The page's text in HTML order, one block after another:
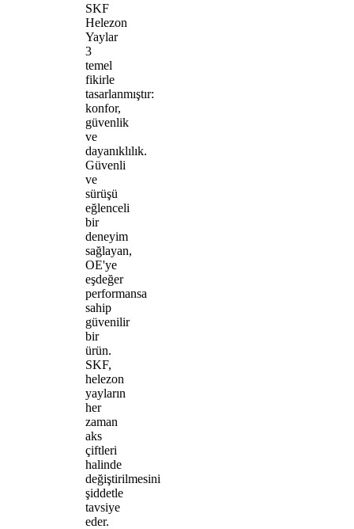
SKF
Helezon
Yaylar
3
temel
fikirle
tasarlanmıştır:
konfor,
güvenlik
ve
dayanıklılık.
Güvenli
ve
sürüşü
eğlenceli
bir
deneyim
sağlayan,
OE'ye
eşdeğer
performansa
sahip
güvenilir
bir
ürün.
SKF,
helezon
yayların
her
zaman
aks
çiftleri
halinde
değiştirilmesini
şiddetle
tavsiye
eder.